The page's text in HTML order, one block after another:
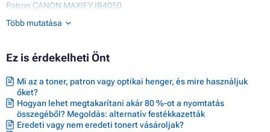
Patron CANON MAXIFY IB4050
Patron CANON MAXIFY IB4100 SERIES
Patron CANON MAXIFY IB4150
Patron CANON MAXIFY MB5050
Patron CANON MAXIFY MB5100 SERIES
Patron CANON MAXIFY MB5150
Patron CANON MAXIFY MB5155
Patron CANON MAXIFY MB5300 SERIES
Patron CANON MAXIFY MB5350
Patron CANON MAXIFY MB5400 SERIES
Több mutatása
Ez is érdekelheti Önt
Mi az a toner, patron vagy optikai henger, és mire használjuk
őket?
Hogyan lehet megtakarítani akár 80 %-ot a nyomtatás
összegéből? Megoldás: alternatív festékkazetták
Eredeti vagy nem eredeti tonert vásároljak?